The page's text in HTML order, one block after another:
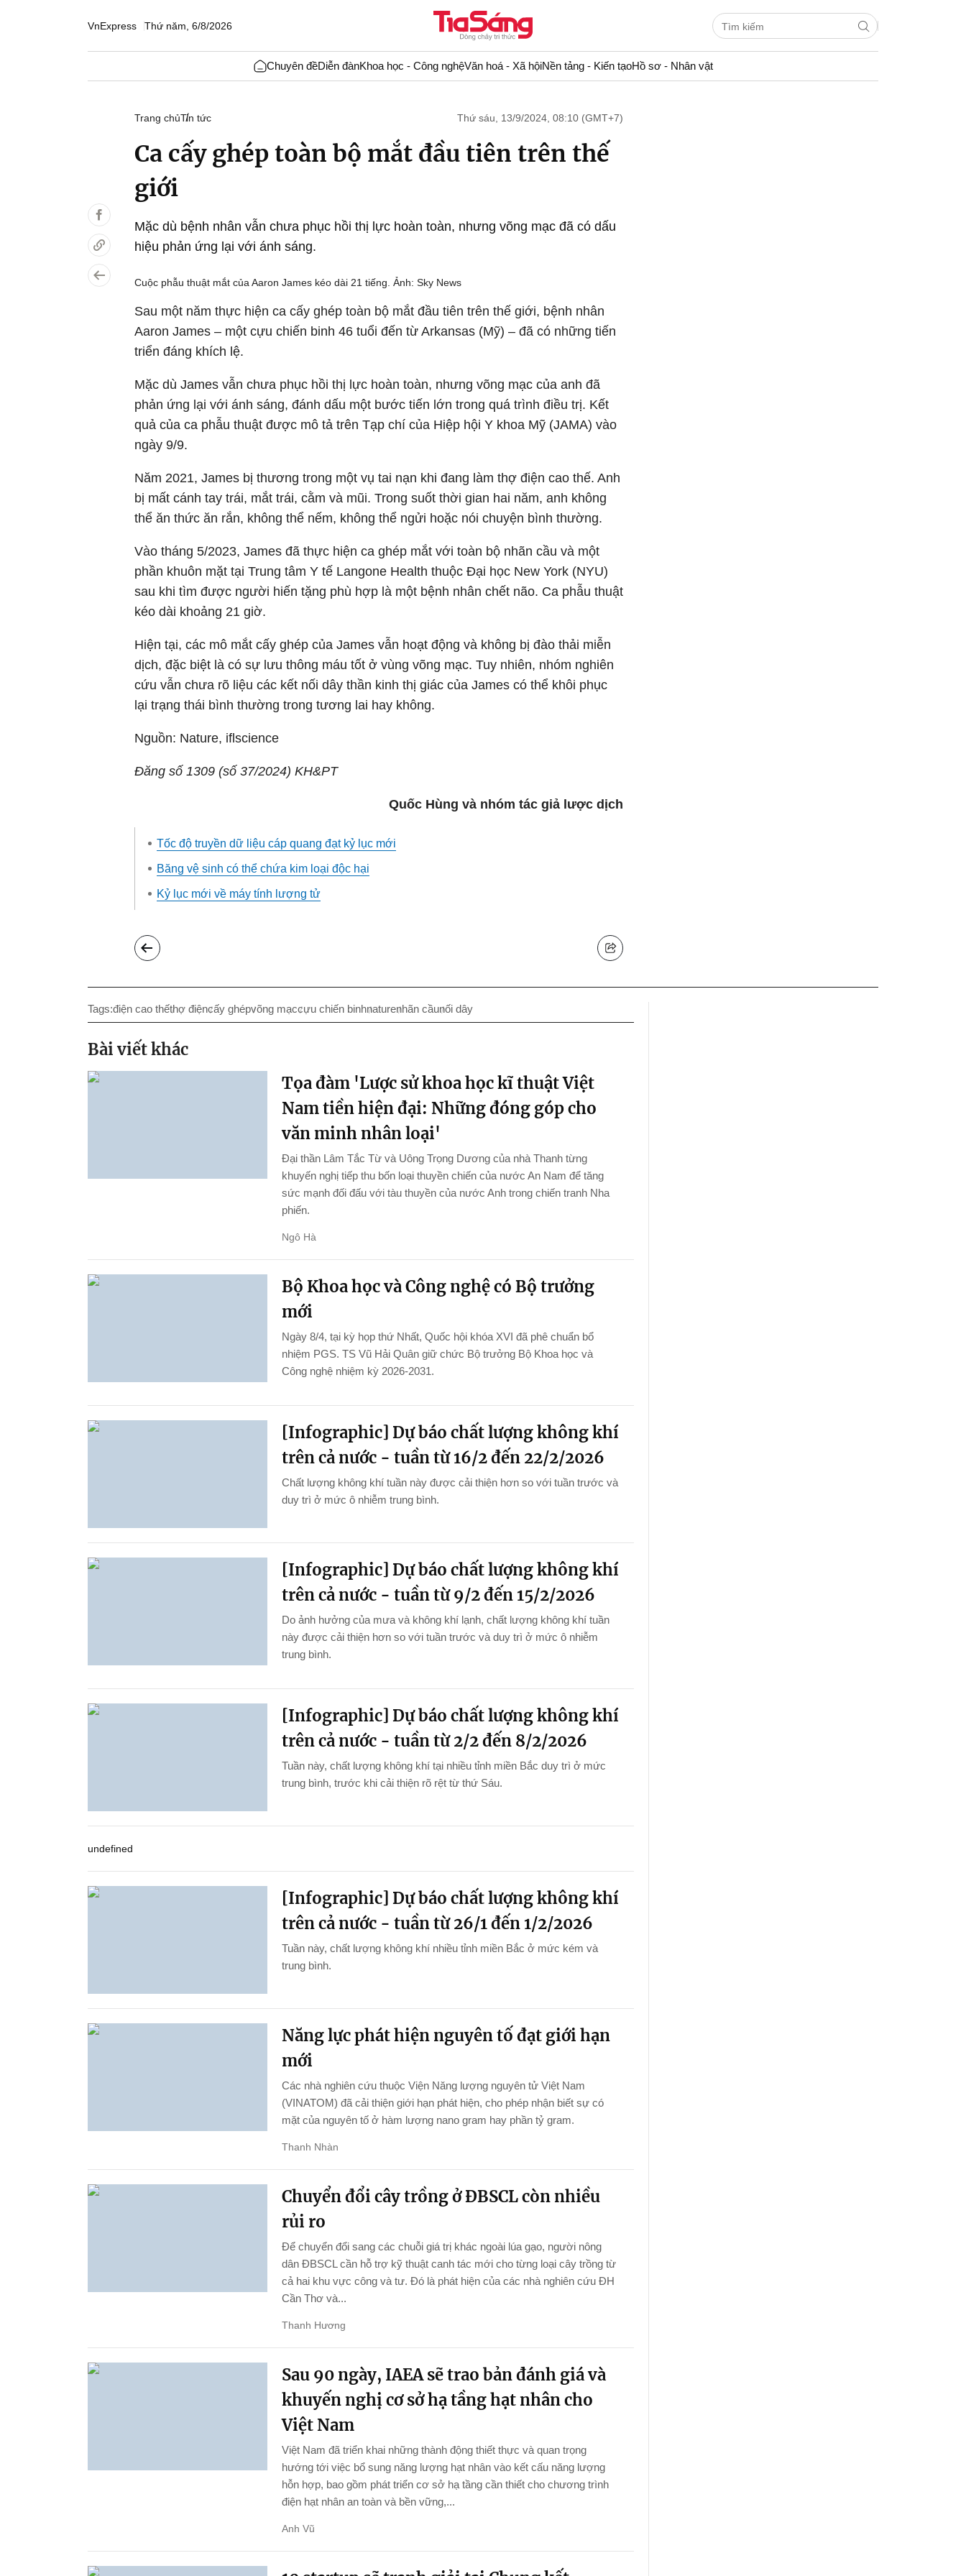
VnExpress Thứ năm, 6/8/2026
Chuyên đềDiễn đànKhoa học - Công nghệVăn hoá - Xã hộiNền tảng - Kiến tạoHồ sơ - Nhân vật
Trang chủTin tức Thứ sáu, 13/9/2024, 08:10 (GMT+7)
Ca cấy ghép toàn bộ mắt đầu tiên trên thế
giới
Mặc dù bệnh nhân vẫn chưa phục hồi thị lực hoàn toàn, nhưng võng mạc đã có dấu
hiệu phản ứng lại với ánh sáng.
Cuộc phẫu thuật mắt của Aaron James kéo dài 21 tiếng. Ảnh: Sky News
Sau một năm thực hiện ca cấy ghép toàn bộ mắt đầu tiên trên thế giới, bệnh nhân
Aaron James – một cựu chiến binh 46 tuổi đến từ Arkansas (Mỹ) – đã có những tiến
triển đáng khích lệ.
Mặc dù James vẫn chưa phục hồi thị lực hoàn toàn, nhưng võng mạc của anh đã
phản ứng lại với ánh sáng, đánh dấu một bước tiến lớn trong quá trình điều trị. Kết
quả của ca phẫu thuật được mô tả trên Tạp chí của Hiệp hội Y khoa Mỹ (JAMA) vào
ngày 9/9.
Năm 2021, James bị thương trong một vụ tai nạn khi đang làm thợ điện cao thế. Anh
bị mất cánh tay trái, mắt trái, cằm và mũi. Trong suốt thời gian hai năm, anh không
thể ăn thức ăn rắn, không thể nếm, không thể ngửi hoặc nói chuyện bình thường.
Vào tháng 5/2023, James đã thực hiện ca ghép mắt với toàn bộ nhãn cầu và một
phần khuôn mặt tại Trung tâm Y tế Langone Health thuộc Đại học New York (NYU)
sau khi tìm được người hiến tặng phù hợp là một bệnh nhân chết não. Ca phẫu thuật
kéo dài khoảng 21 giờ.
Hiện tại, các mô mắt cấy ghép của James vẫn hoạt động và không bị đào thải miễn
dịch, đặc biệt là có sự lưu thông máu tốt ở vùng võng mạc. Tuy nhiên, nhóm nghiên
cứu vẫn chưa rõ liệu các kết nối dây thần kinh thị giác của James có thể khôi phục
lại trạng thái bình thường trong tương lai hay không.
Nguồn: Nature, iflscience
Đăng số 1309 (số 37/2024) KH&PT
Quốc Hùng và nhóm tác giả lược dịch
Tốc độ truyền dữ liệu cáp quang đạt kỷ lục mới
Băng vệ sinh có thể chứa kim loại độc hại
Kỷ lục mới về máy tính lượng tử
Tags:điện cao thếthợ điệncấy ghépvõng mạccựu chiến binhnaturenhãn cầunối dây
Bài viết khác
Tọa đàm 'Lược sử khoa học kĩ thuật Việt
Nam tiền hiện đại: Những đóng góp cho
văn minh nhân loại'
Đại thần Lâm Tắc Từ và Uông Trọng Dương của nhà Thanh từng
khuyến nghị tiếp thu bốn loại thuyền chiến của nước An Nam để tăng
sức mạnh đối đấu với tàu thuyền của nước Anh trong chiến tranh Nha
phiến.
Ngô Hà
Bộ Khoa học và Công nghệ có Bộ trưởng
mới
Ngày 8/4, tại kỳ họp thứ Nhất, Quốc hội khóa XVI đã phê chuẩn bổ
nhiệm PGS. TS Vũ Hải Quân giữ chức Bộ trưởng Bộ Khoa học và
Công nghệ nhiệm kỳ 2026-2031.
[Infographic] Dự báo chất lượng không khí
trên cả nước - tuần từ 16/2 đến 22/2/2026
Chất lượng không khí tuần này được cải thiện hơn so với tuần trước và
duy trì ở mức ô nhiễm trung bình.
[Infographic] Dự báo chất lượng không khí
trên cả nước - tuần từ 9/2 đến 15/2/2026
Do ảnh hưởng của mưa và không khí lạnh, chất lượng không khí tuần
này được cải thiện hơn so với tuần trước và duy trì ở mức ô nhiễm
trung bình.
[Infographic] Dự báo chất lượng không khí
trên cả nước - tuần từ 2/2 đến 8/2/2026
Tuần này, chất lượng không khí tại nhiều tỉnh miền Bắc duy trì ở mức
trung bình, trước khi cải thiện rõ rệt từ thứ Sáu.
undefined
[Infographic] Dự báo chất lượng không khí
trên cả nước - tuần từ 26/1 đến 1/2/2026
Tuần này, chất lượng không khí nhiều tỉnh miền Bắc ở mức kém và
trung bình.
Năng lực phát hiện nguyên tố đạt giới hạn
mới
Các nhà nghiên cứu thuộc Viện Năng lượng nguyên tử Việt Nam
(VINATOM) đã cải thiện giới hạn phát hiện, cho phép nhận biết sự có
mặt của nguyên tố ở hàm lượng nano gram hay phần tỷ gram.
Thanh Nhàn
Chuyển đổi cây trồng ở ĐBSCL còn nhiều
rủi ro
Để chuyển đổi sang các chuỗi giá trị khác ngoài lúa gạo, người nông
dân ĐBSCL cần hỗ trợ kỹ thuật canh tác mới cho từng loại cây trồng từ
cả hai khu vực công và tư. Đó là phát hiện của các nhà nghiên cứu ĐH
Cần Thơ và...
Thanh Hương
Sau 90 ngày, IAEA sẽ trao bản đánh giá và
khuyến nghị cơ sở hạ tầng hạt nhân cho
Việt Nam
Việt Nam đã triển khai những thành động thiết thực và quan trọng
hướng tới việc bổ sung năng lượng hạt nhân vào kết cấu năng lượng
hỗn hợp, bao gồm phát triển cơ sở hạ tầng cần thiết cho chương trình
điện hạt nhân an toàn và bền vững,...
Anh Vũ